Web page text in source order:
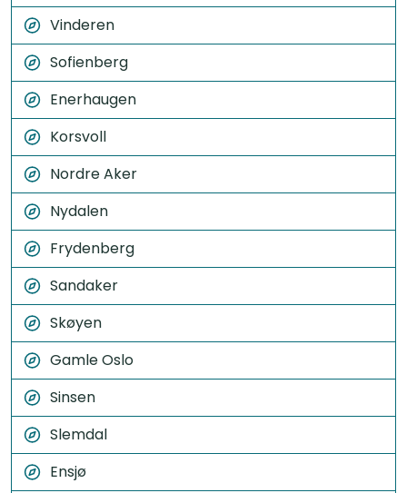
Vinderen
Sofienberg
Enerhaugen
Korsvoll
Nordre Aker
Nydalen
Frydenberg
Sandaker
Skøyen
Gamle Oslo
Sinsen
Slemdal
Ensjø